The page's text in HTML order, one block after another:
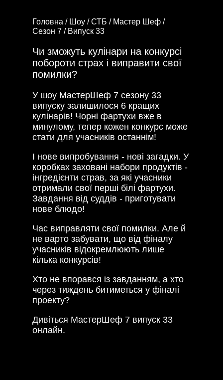
Головна / Шоу /СТБ / Мастер Шеф /
Сезон 7 / Випуск 33
Чи зможуть кулінари на конкурсі
побороти страх і виправити свої
помилки?
У шоу МастерШеф 7 сезону 33
випуску залишилося 6 кращих
кулінарів! Чорні фартухи вже в
минулому, тепер кожен конкурс може
стати для учасників останнім!
І нове випробування - нові загадки. У
коробках заховані набори продуктів -
інгредієнти страв, за які учасники
отримали свої перші білі фартухи.
Завдання від суддів - приготувати
нове блюдо!
Час виправляти свої помилки. Але й
не варто забувати, що від фіналу
учасників відокремлюють лише
кілька конкурсів!
Хто не впорався із завданням, а хто
через тиждень битиметься у фіналі
проекту?
Дивіться МастерШеф 7 випуск 33
онлайн.